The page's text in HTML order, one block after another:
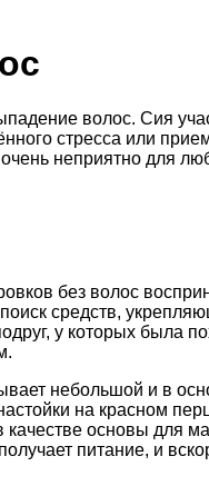
волос. Сия
стресса или
неприятно для
без волос
средств,
у которых была
небольшой и в
на красном
основы для
питание, и